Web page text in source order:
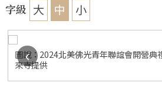
字級 大 中 小
圖說：2024北美佛光青年聯誼會開營典
來寺提供
‹